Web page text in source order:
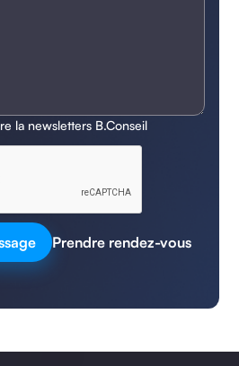
la newsletters B.Conseil
Prendre rendez-vous